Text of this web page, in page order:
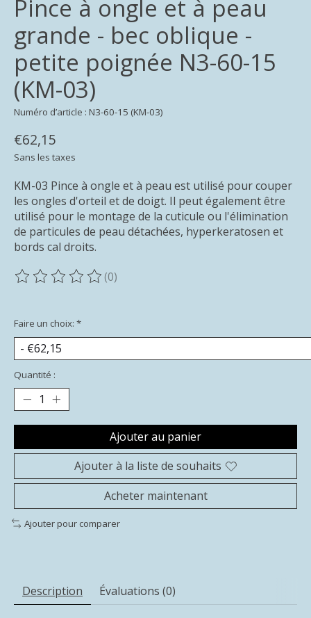
Pince à ongle et à peau
grande - bec oblique -
petite poignée N3-60-15
(KM-03)
Numéro d’article : N3-60-15 (KM-03)
€62,15
Sans les taxes
KM-03 Pince à ongle et à peau est utilisé pour couper
les ongles d'orteil et de doigt. Il peut également être
utilisé pour le montage de la cuticule ou l'élimination
de particules de peau détachées, hyperkeratosen et
bords cal droits.
Ce produit est évalué à
(0)
Faire un choix: *
Quantité :
Ajouter au panier
Ajouter à la liste de souhaits
Acheter maintenant
Ajouter pour comparer
Description Évaluations (0)